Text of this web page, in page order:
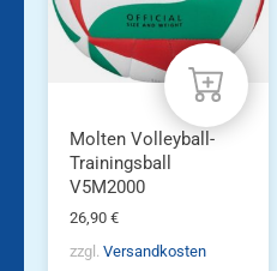
Molten Volleyball-
Trainingsball
V5M2000
26,90 €
zzgl. Versandkosten